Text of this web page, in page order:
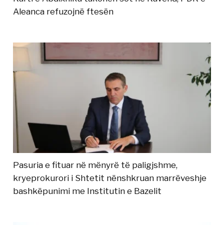
Aleanca refuzojnë ftesën
Pasuria e fituar në mënyrë të paligjshme,
kryeprokurori i Shtetit nënshkruan marrëveshje
bashkëpunimi me Institutin e Bazelit